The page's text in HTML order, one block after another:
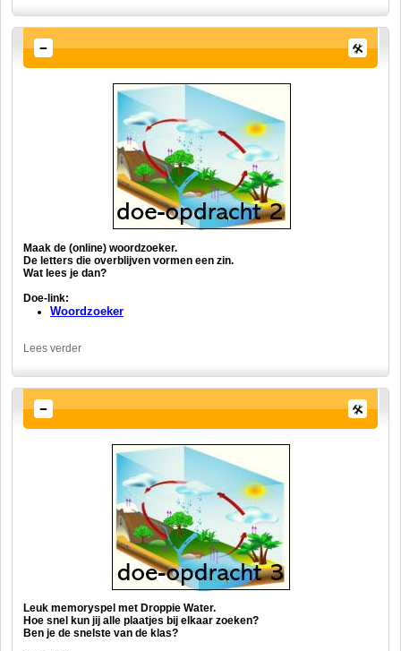
Maak de (online) woordzoeker.
De letters die overblijven vormen een zin.
Wat lees je dan?
Doe-link:
Woordzoeker
Lees verder
Leuk memoryspel met Droppie Water.
Hoe snel kun jij alle plaatjes bij elkaar zoeken?
Ben je de snelste van de klas?